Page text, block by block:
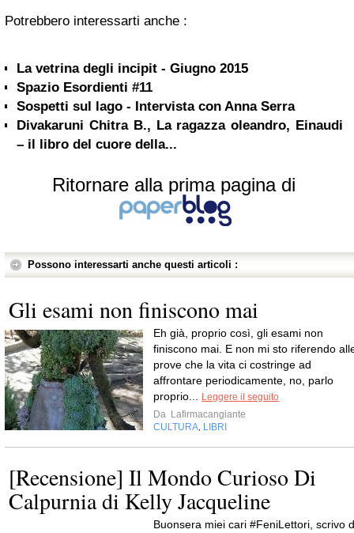
Potrebbero interessarti anche :
La vetrina degli incipit - Giugno 2015
Spazio Esordienti #11
Sospetti sul lago - Intervista con Anna Serra
Divakaruni Chitra B., La ragazza oleandro, Einaudi
– il libro del cuore della...
Ritornare alla prima pagina di
Possono interessarti anche questi articoli :
Gli esami non finiscono mai
Eh già, proprio così, gli esami non
finiscono mai. E non mi sto riferendo
prove che la vita ci costringe ad
affrontare periodicamente, no, parlo
proprio...
Leggere il seguito
Da Lafirmacangiante
CULTURA LIBRI
[Recensione] Il Mondo Curioso Di
Calpurnia di Kelly Jacqueline
Buonsera miei cari #FeniLettori, scrivo